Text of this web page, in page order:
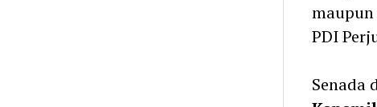
maupun
PDI
Senada